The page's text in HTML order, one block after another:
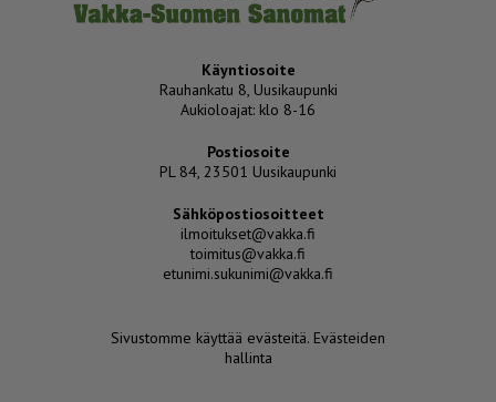
Käyntiosoite
Rauhankatu 8, Uusikaupunki
Aukioloajat: klo 8-16
Postiosoite
PL 84, 23501 Uusikaupunki
Sähköpostiosoitteet
ilmoitukset@vakka.fi
toimitus@vakka.fi
etunimi.sukunimi@vakka.fi
Sivustomme käyttää evästeitä. Evästeiden
hallinta